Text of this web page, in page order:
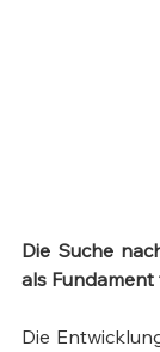
Die Suche
als
Die